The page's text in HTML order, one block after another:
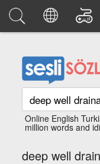
Online English
million words and
deep well